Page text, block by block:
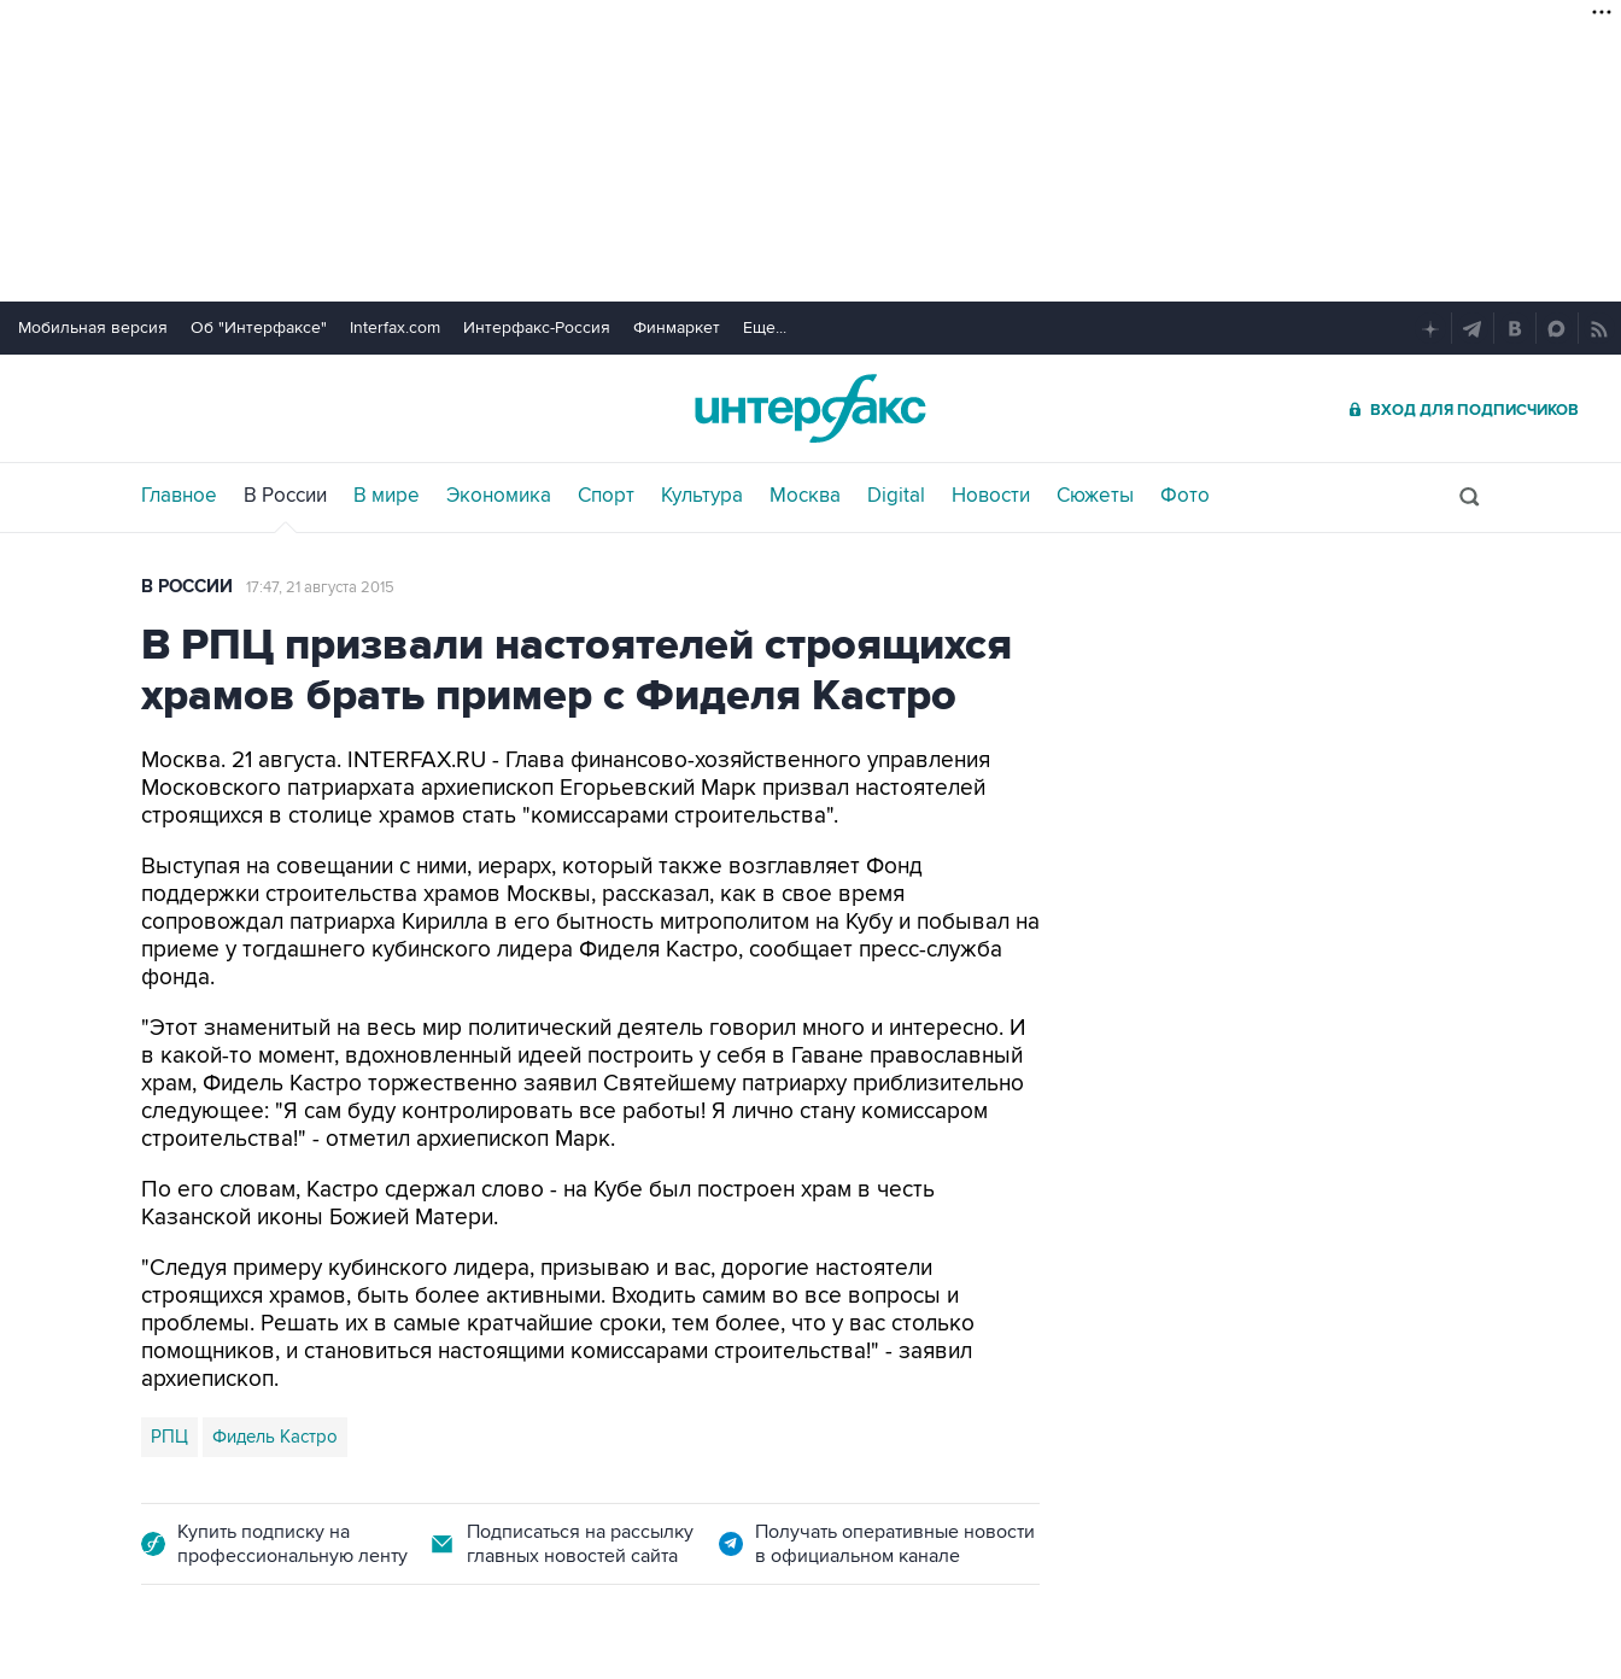
Мобильная версия Об "Интерфаксе" Interfax.com Интерфакс-Россия Финмаркет Еще...
ВХОД ДЛЯ ПОДПИСЧИКОВ
Главное В России В мире Экономика Спорт Культура Москва Digital Новости Сюжеты Фото
В РОССИИ 17:47, 21 августа 2015
В РПЦ призвали настоятелей строящихся
храмов брать пример с Фиделя Кастро
Москва. 21 августа. INTERFAX.RU - Глава финансово-хозяйственного управления
Московского патриархата архиепископ Егорьевский Марк призвал настоятелей
строящихся в столице храмов стать "комиссарами строительства".
Выступая на совещании с ними, иерарх, который также возглавляет Фонд
поддержки строительства храмов Москвы, рассказал, как в свое время
сопровождал патриарха Кирилла в его бытность митрополитом на Кубу и побывал на
приеме у тогдашнего кубинского лидера Фиделя Кастро, сообщает пресс-служба
фонда.
"Этот знаменитый на весь мир политический деятель говорил много и интересно. И
в какой-то момент, вдохновленный идеей построить у себя в Гаване православный
храм, Фидель Кастро торжественно заявил Святейшему патриарху приблизительно
следующее: "Я сам буду контролировать все работы! Я лично стану комиссаром
строительства!" - отметил архиепископ Марк.
По его словам, Кастро сдержал слово - на Кубе был построен храм в честь
Казанской иконы Божией Матери.
"Следуя примеру кубинского лидера, призываю и вас, дорогие настоятели
строящихся храмов, быть более активными. Входить самим во все вопросы и
проблемы. Решать их в самые кратчайшие сроки, тем более, что у вас столько
помощников, и становиться настоящими комиссарами строительства!" - заявил
архиепископ.
РПЦ Фидель Кастро
Купить подписку на
профессиональную ленту
Подписаться на рассылку
главных новостей сайта
Получать оперативные новости
в официальном канале